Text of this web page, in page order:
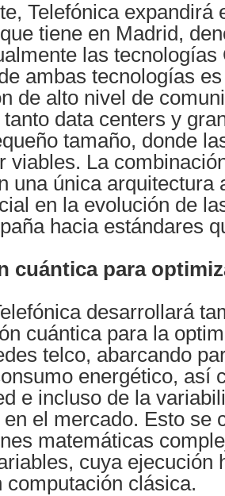
Telefónica expandirá
tiene en Madrid,
las
ambas tecnologías
de alto nivel de
data centers y
tamaño, donde
viables. La
una única arquitectura
en la evolución de
hacia estándares
cuántica para
desarrollará
cuántica para la
telco, abarcando
energético, así
e incluso de la
el mercado. Esto se
matemáticas
cuya ejecución
computación clásica.